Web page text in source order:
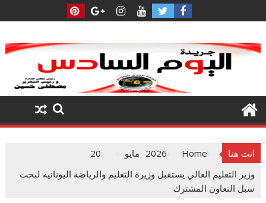
to
انت هنا Home
2026 مايو
20
وزير التعليم العالي يستقبل وزيرة التعليم والرياضة اليونانية لبحث
سبل التعاون المشترك